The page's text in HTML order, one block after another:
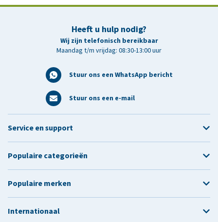
Heeft u hulp nodig?
Wij zijn telefonisch bereikbaar
Maandag t/m vrijdag: 08:30-13:00 uur
Stuur ons een WhatsApp bericht
Stuur ons een e-mail
Service en support
Populaire categorieën
Populaire merken
Internationaal